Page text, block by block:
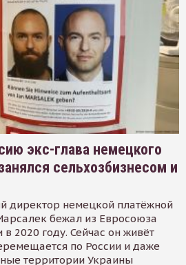
экс-глава немецкого
сельхозбизнесом и
директор немецкой платёжной
бежал из Евросоюза
2020 году. Сейчас он живёт
по России и даже
территории Украины